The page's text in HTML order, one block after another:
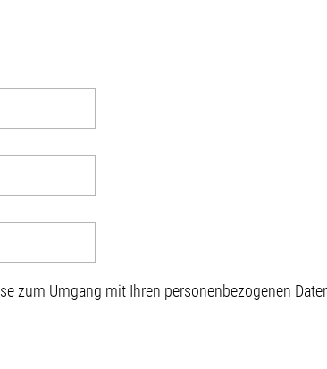
zum Umgang mit Ihren personenbezogenen